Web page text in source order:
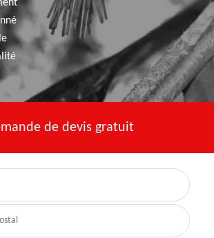
de devis gratuit